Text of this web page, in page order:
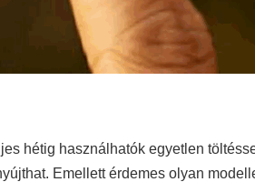
hétig használhatók egyetlen
Emellett érdemes olyan